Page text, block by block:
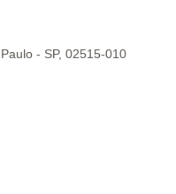
- SP, 02515-010